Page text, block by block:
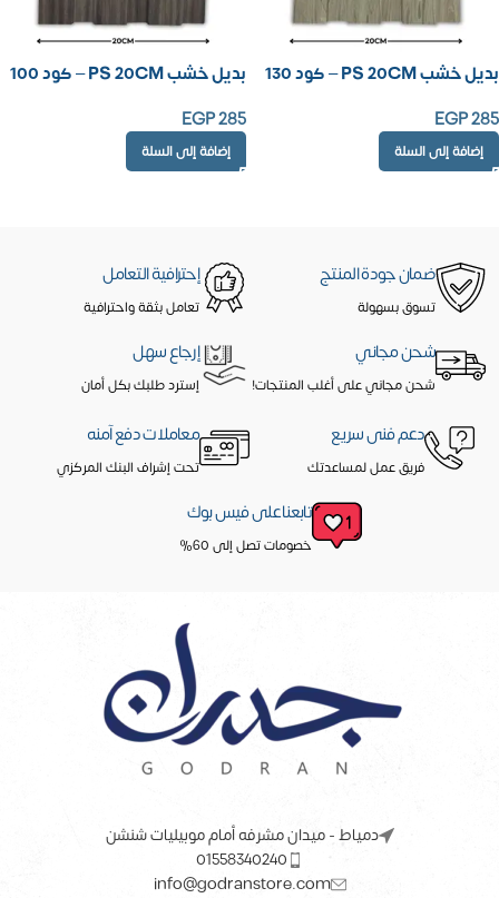
بديل خشب PS 20CM – كود 130
EGP285
إضافة إلى السلة
بديل خشب PS 20CM – كود 100
EGP285
إضافة إلى السلة
ضمان جودة المنتج
تسوق بسهولة
إحترافية التعامل
تعامل بثقة واحترافية
شحن مجاني
شحن مجاني على أغلب المنتجات!
إرجاع سهل
إسترد طلبك بكل أمان
دعم فنى سريع
فريق عمل لمساعدتك
معاملات دفع آمنه
تحت إشراف البنك المركزي
تابعنا على فيس بوك
خصومات تصل إلى 60%
دمياط - ميدان مشرفه أمام موبيليات شنشن
01558340240
info@godranstore.com